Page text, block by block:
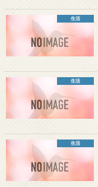
生活
生活
生活